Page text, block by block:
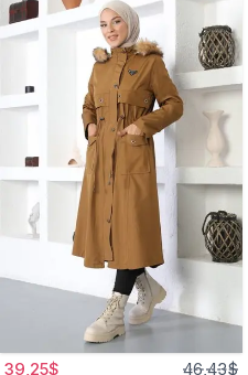
39,25$ 46,43$